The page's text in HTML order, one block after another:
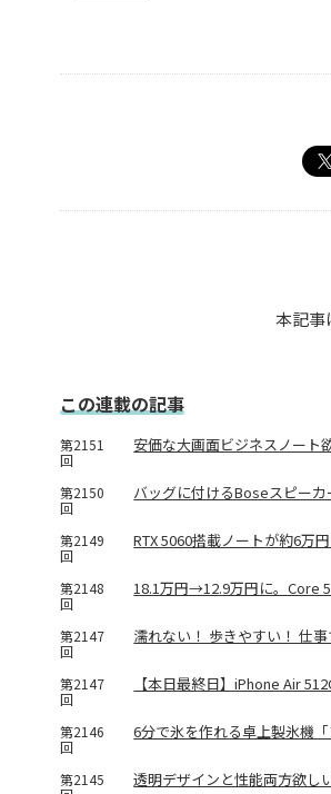
本記事
この連載の記事
第2151
回
安価な大画面ビジネスノート
第2150
回
バッグに付けるBoseスピー
第2149
回
RTX 5060搭載ノートが約6万
第2148
回
18.1万円→12.9万円に。Core
第2147
回
濡れない！ 歩きやすい！ 仕
第2147
回
【本日最終日】iPhone Air
第2146
回
6分で氷を作れる卓上製氷機
第2145
透明デザインと性能両方欲し